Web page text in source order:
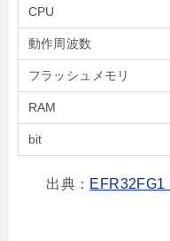
CPU
動作周波数
フラッシュメモリ
RAM
bit
出典： EFR32FG1